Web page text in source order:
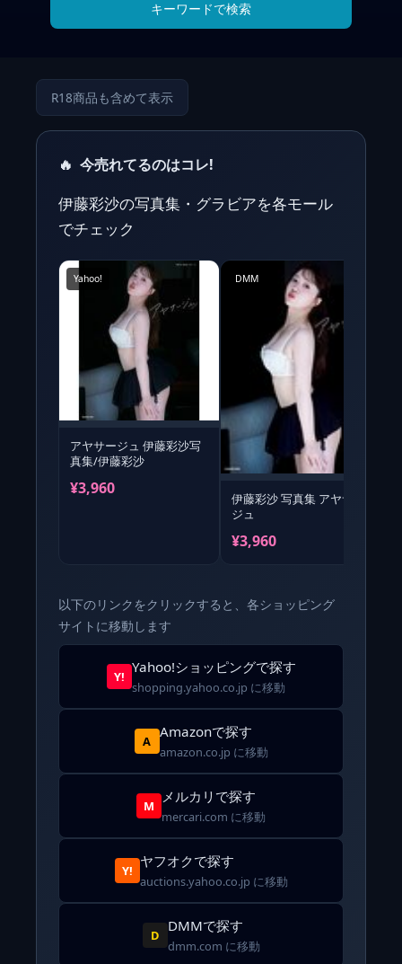
キーワードで検索
R18商品も含めて表示
🔥 今売れてるのはコレ!
伊藤彩沙の写真集・グラビアを各モール
でチェック
Yahoo!
アヤサージュ 伊藤彩沙写
真集/伊藤彩沙
¥3,960
DMM
伊藤彩沙 写真集 アヤサー
ジュ
¥3,960
以下のリンクをクリックすると、各ショッピング
サイトに移動します
Y!
Yahoo!ショッピングで探す
shopping.yahoo.co.jp に移動
A
Amazonで探す
amazon.co.jp に移動
M
メルカリで探す
mercari.com に移動
Y!
ヤフオクで探す
auctions.yahoo.co.jp に移動
D
DMMで探す
dmm.com に移動